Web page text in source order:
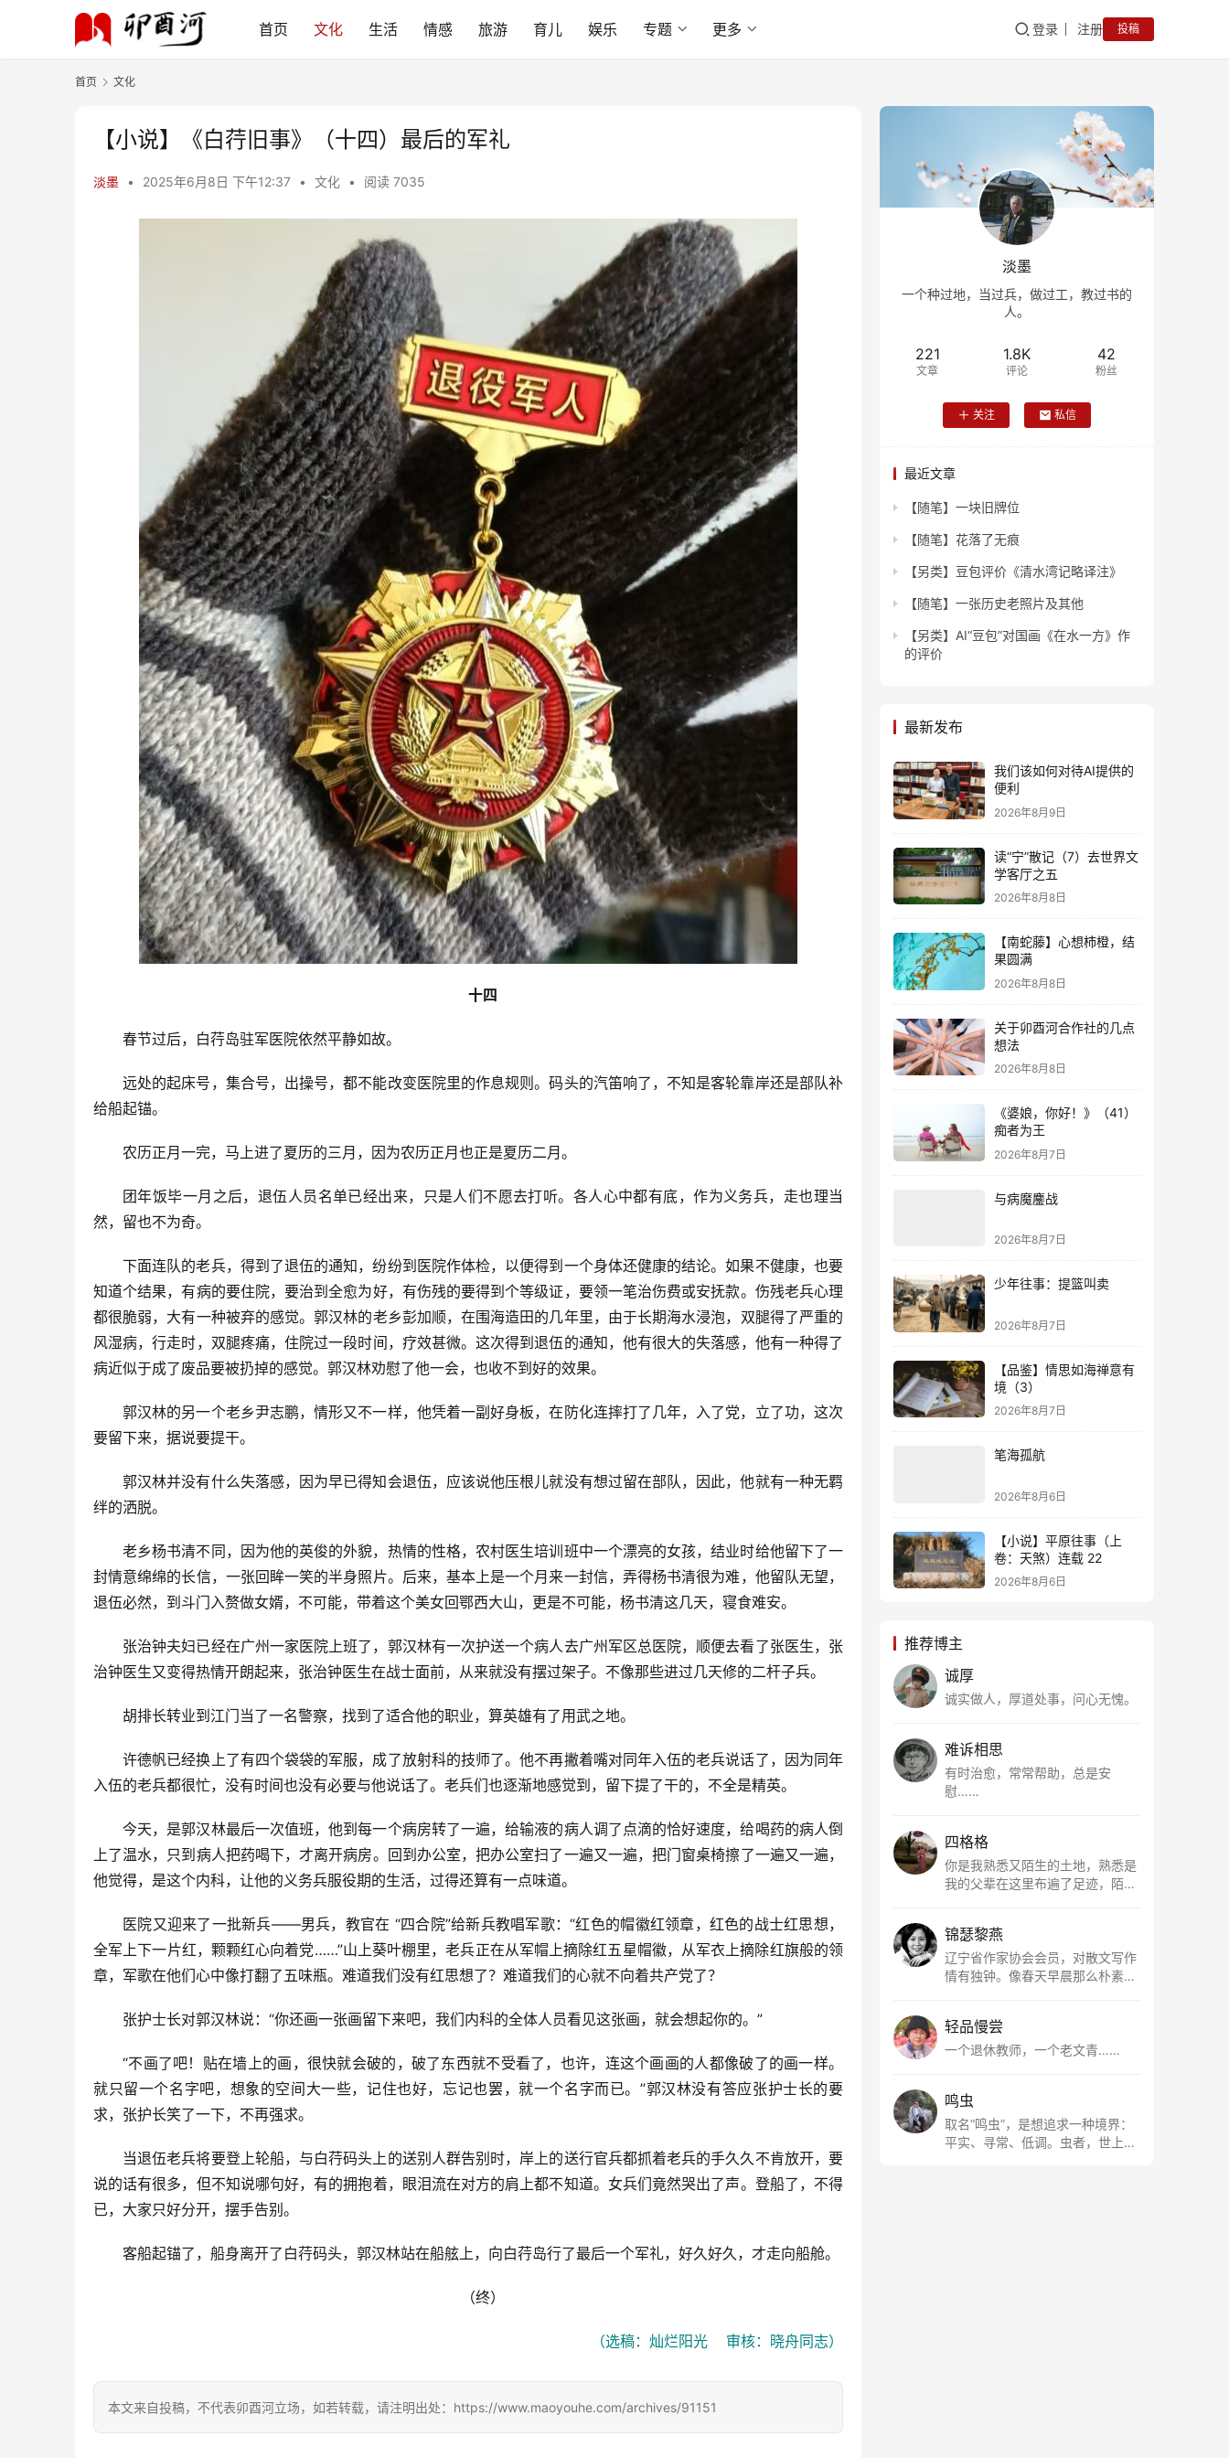
首页 文化 生活 情感 旅游 育儿 娱乐 专题 更多 登录 注册 投稿
首页 文化
【小说】《白荇旧事》（十四）最后的军礼
淡墨 • 2025年6月8日 下午12:37 • 文化 • 阅读 7035
十四
春节过后，白荇岛驻军医院依然平静如故。
远处的起床号，集合号，出操号，都不能改变医院里的作息规则。码头的汽笛响了，不知是客轮靠岸还是部队补
给船起锚。
农历正月一完，马上进了夏历的三月，因为农历正月也正是夏历二月。
团年饭毕一月之后，退伍人员名单已经出来，只是人们不愿去打听。各人心中都有底，作为义务兵，走也理当
然，留也不为奇。
下面连队的老兵，得到了退伍的通知，纷纷到医院作体检，以便得到一个身体还健康的结论。如果不健康，也要
知道个结果，有病的要住院，要治到全愈为好，有伤残的要得到个等级证，要领一笔治伤费或安抚款。伤残老兵心理
都很脆弱，大有一种被弃的感觉。郭汉林的老乡彭加顺，在围海造田的几年里，由于长期海水浸泡，双腿得了严重的
风湿病，行走时，双腿疼痛，住院过一段时间，疗效甚微。这次得到退伍的通知，他有很大的失落感，他有一种得了
病近似于成了废品要被扔掉的感觉。郭汉林劝慰了他一会，也收不到好的效果。
郭汉林的另一个老乡尹志鹏，情形又不一样，他凭着一副好身板，在防化连摔打了几年，入了党，立了功，这次
要留下来，据说要提干。
郭汉林并没有什么失落感，因为早已得知会退伍，应该说他压根儿就没有想过留在部队，因此，他就有一种无羁
绊的洒脱。
老乡杨书清不同，因为他的英俊的外貌，热情的性格，农村医生培训班中一个漂亮的女孩，结业时给他留下了一
封情意绵绵的长信，一张回眸一笑的半身照片。后来，基本上是一个月来一封信，弄得杨书清很为难，他留队无望，
退伍必然，到斗门入赘做女婿，不可能，带着这个美女回鄂西大山，更是不可能，杨书清这几天，寝食难安。
张治钟夫妇已经在广州一家医院上班了，郭汉林有一次护送一个病人去广州军区总医院，顺便去看了张医生，张
治钟医生又变得热情开朗起来，张治钟医生在战士面前，从来就没有摆过架子。不像那些进过几天修的二杆子兵。
胡排长转业到江门当了一名警察，找到了适合他的职业，算英雄有了用武之地。
许德帆已经换上了有四个袋袋的军服，成了放射科的技师了。他不再撇着嘴对同年入伍的老兵说话了，因为同年
入伍的老兵都很忙，没有时间也没有必要与他说话了。老兵们也逐渐地感觉到，留下提了干的，不全是精英。
今天，是郭汉林最后一次值班，他到每一个病房转了一遍，给输液的病人调了点滴的恰好速度，给喝药的病人倒
上了温水，只到病人把药喝下，才离开病房。回到办公室，把办公室扫了一遍又一遍，把门窗桌椅擦了一遍又一遍，
他觉得，是这个内科，让他的义务兵服役期的生活，过得还算有一点味道。
医院又迎来了一批新兵——男兵，教官在 “四合院”给新兵教唱军歌：“红色的帽徽红领章，红色的战士红思想，
全军上下一片红，颗颗红心向着党……”山上葵叶棚里，老兵正在从军帽上摘除红五星帽徽，从军衣上摘除红旗般的领
章，军歌在他们心中像打翻了五味瓶。难道我们没有红思想了？难道我们的心就不向着共产党了？
张护士长对郭汉林说：“你还画一张画留下来吧，我们内科的全体人员看见这张画，就会想起你的。”
“不画了吧！贴在墙上的画，很快就会破的，破了东西就不受看了，也许，连这个画画的人都像破了的画一样。
就只留一个名字吧，想象的空间大一些，记住也好，忘记也罢，就一个名字而已。”郭汉林没有答应张护士长的要
求，张护长笑了一下，不再强求。
当退伍老兵将要登上轮船，与白荇码头上的送别人群告别时，岸上的送行官兵都抓着老兵的手久久不肯放开，要
说的话有很多，但不知说哪句好，有的拥抱着，眼泪流在对方的肩上都不知道。女兵们竟然哭出了声。登船了，不得
已，大家只好分开，摆手告别。
客船起锚了，船身离开了白荇码头，郭汉林站在船舷上，向白荇岛行了最后一个军礼，好久好久，才走向船舱。
（终）
（选稿：灿烂阳光    审核：晓舟同志）
本文来自投稿，不代表卯酉河立场，如若转载，请注明出处：https://www.maoyouhe.com/archives/91151
淡墨
一个种过地，当过兵，做过工，教过书的
人。
221
文章
1.8K
评论
42
粉丝
关注 私信
最近文章
【随笔】一块旧牌位
【随笔】花落了无痕
【另类】豆包评价《清水湾记略译注》
【随笔】一张历史老照片及其他
【另类】AI“豆包”对国画《在水一方》作
的评价
最新发布
我们该如何对待AI提供的
便利
2026年8月9日
读“宁”散记（7）去世界文
学客厅之五
2026年8月8日
【南蛇藤】心想柿橙，结
果圆满
2026年8月8日
关于卯酉河合作社的几点
想法
2026年8月8日
《婆娘，你好！》（41）
痴者为王
2026年8月7日
与病魔鏖战
2026年8月7日
少年往事：提篮叫卖
2026年8月7日
【品鉴】情思如海禅意有
境（3）
2026年8月7日
笔海孤航
2026年8月6日
【小说】平原往事（上
卷：天煞）连载 22
2026年8月6日
推荐博主
诚厚
诚实做人，厚道处事，问心无愧。
难诉相思
有时治愈，常常帮助，总是安
慰……
四格格
你是我熟悉又陌生的土地，熟悉是
我的父辈在这里布遍了足迹，陌生
根所在，我用文字慢慢认识你、慢
慢熟悉你。
锦瑟黎燕
辽宁省作家协会会员，对散文写作
情有独钟。像春天早晨那么朴素，
轻品慢尝
一个退休教师，一个老文青……
鸣虫
取名“鸣虫”，是想追求一种境界：
平实、寻常、低调。虫者，世上最